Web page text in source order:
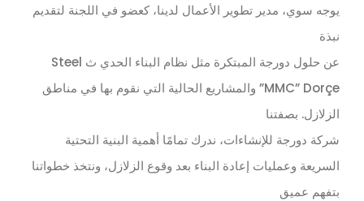
يوجه سوي، مدير تطوير الأعمال لدينا، كعضو في اللجنة لتقديم
نبذة
عن حلول دورجة المبتكرة مثل نظام البناء الحدي ث Steel
MMC” Dorçe” والمشاريع الحالية التي نقوم بها في مناطق
الزلازل. بصفتنا
شركة دورجة للإنشاءات، ندرك تمامًا أهمية البنية التحتية
السريعة وعمليات إعادة البناء بعد وقوع الزلازل، ونتخذ خطواتنا
بتفهم عميق